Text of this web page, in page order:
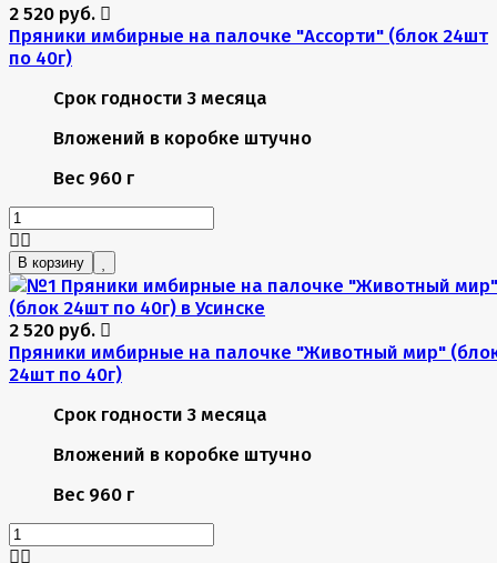
2 520 руб.
Пряники имбирные на палочке "Ассорти" (блок 24шт
по 40г)
Срок годности 3 месяца
Вложений в коробке штучно
Вес 960 г
В корзину
2 520 руб.
Пряники имбирные на палочке "Животный мир"
24шт по 40г)
Срок годности 3 месяца
Вложений в коробке штучно
Вес 960 г